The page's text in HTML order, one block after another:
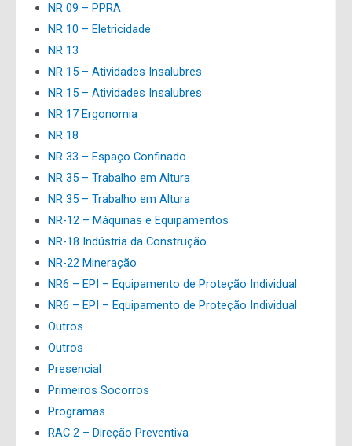
NR 09 – PPRA
NR 10 – Eletricidade
NR 13
NR 15 – Atividades Insalubres
NR 15 – Atividades Insalubres
NR 17 Ergonomia
NR 18
NR 33 – Espaço Confinado
NR 35 – Trabalho em Altura
NR 35 – Trabalho em Altura
NR-12 – Máquinas e Equipamentos
NR-18 Indústria da Construção
NR-22 Mineração
NR6 – EPI – Equipamento de Proteção Individual
NR6 – EPI – Equipamento de Proteção Individual
Outros
Outros
Presencial
Primeiros Socorros
Programas
RAC 2 – Direção Preventiva